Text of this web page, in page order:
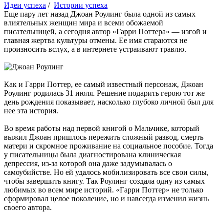
Идеи успеха / Истории успеха
Еще пару лет назад Джоан Роулинг была одной из самых
влиятельных женщин мира и всеми обожаемой
писательницей, а сегодня автор «Гарри Поттера» — изгой и
главная жертва культуры отмены. Ее имя стараются не
произносить вслух, а в интернете устраивают травлю.
Как и Гарри Поттер, ее самый известный персонаж, Джоан
Роулинг родилась 31 июля. Решение подарить герою тот же
день рождения показывает, насколько глубоко личной был для
нее эта история.
Во время работы над первой книгой о Мальчике, который
выжил Джоан пришлось пережить сложный развод, смерть
матери и скромное проживание на социальное пособие. Тогда
у писательницы была диагностирована клиническая
депрессия, из-за которой она даже задумывалась о
самоубийстве. Но ей удалось мобилизировать все свои силы,
чтобы завершить книгу. Так Роулинг создала одну из самых
любимых во всем мире историй. «Гарри Поттер» не только
сформировал целое поколение, но и навсегда изменил жизнь
своего автора.